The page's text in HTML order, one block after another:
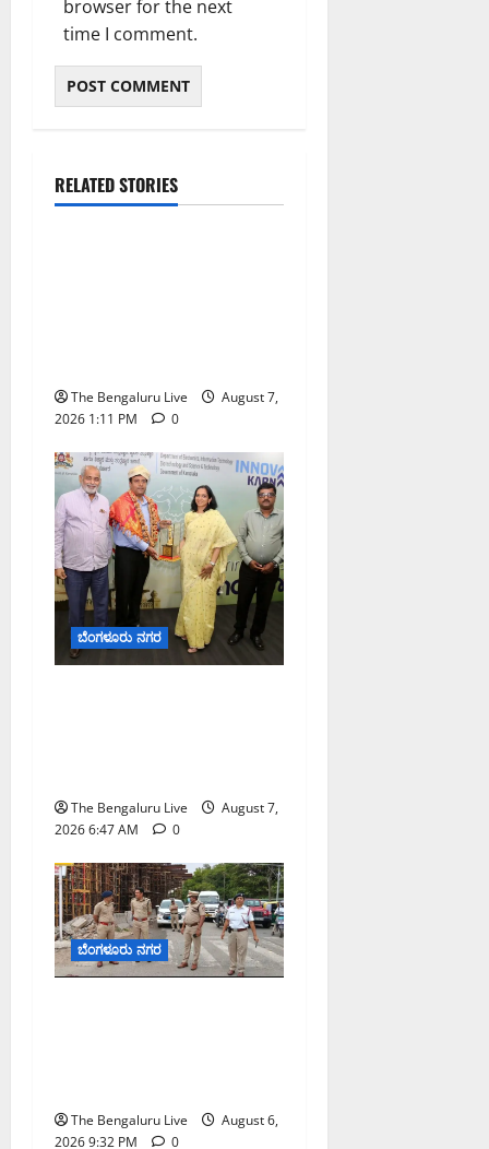
browser for the next
time I comment.
RELATED STORIES
ಮಂಗಳೂರು
The Bengaluru Live
August 7,
2026 1:11 PM
0
ಬೆಂಗಳೂರು ನಗರ
The Bengaluru Live
August 7,
2026 6:47 AM
0
ಬೆಂಗಳೂರು ನಗರ
The Bengaluru Live
August 6,
2026 9:32 PM
0